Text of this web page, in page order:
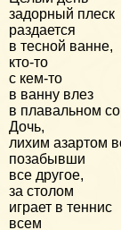
задорный плеск
раздается
в тесной ванне,
кто-то
с кем-то
в ванну влез
в плавальном
Дочь,
лихим азартом
позабывши
все другое,
за столом
играет в теннис
всем